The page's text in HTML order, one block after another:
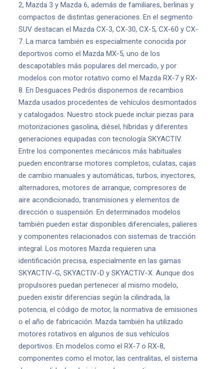
2, Mazda 3 y Mazda 6, además de familiares, berlinas y
compactos de distintas generaciones. En el segmento
SUV destacan el Mazda CX-3, CX-30, CX-5, CX-60 y CX-
7. La marca también es especialmente conocida por
deportivos como el Mazda MX-5, uno de los
descapotables más populares del mercado, y por
modelos con motor rotativo como el Mazda RX-7 y RX-
8. En Desguaces Pedrós disponemos de recambios
Mazda usados procedentes de vehículos desmontados
y catalogados. Nuestro stock puede incluir piezas para
motorizaciones gasolina, diésel, híbridas y diferentes
generaciones equipadas con tecnología SKYACTIV.
Entre los componentes mecánicos más habituales
pueden encontrarse motores completos, culatas, cajas
de cambio manuales y automáticas, turbos, inyectores,
alternadores, motores de arranque, compresores de
aire acondicionado, transmisiones y elementos de
dirección o suspensión. En determinados modelos
también pueden estar disponibles diferenciales, palieres
y componentes relacionados con sistemas de tracción
integral. Los motores Mazda requieren una
identificación precisa, especialmente en las gamas
SKYACTIV-G, SKYACTIV-D y SKYACTIV-X. Aunque dos
propulsores puedan pertenecer al mismo modelo,
pueden existir diferencias según la cilindrada, la
potencia, el código de motor, la normativa de emisiones
o el año de fabricación. Mazda también ha utilizado
motores rotativos en algunos de sus vehículos
deportivos. En modelos como el RX-7 o RX-8,
componentes como el motor, las centralitas, el sistema